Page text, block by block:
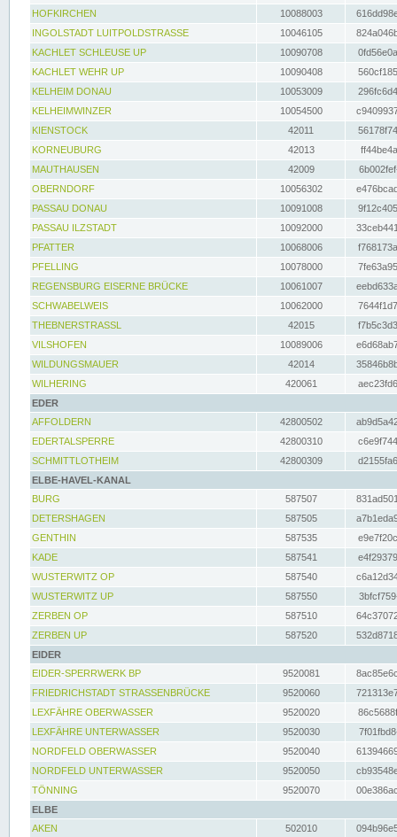
HOFKIRCHEN
10088003
INGOLSTADT LUITPOLDSTRASSE
10046105
KACHLET SCHLEUSE UP
10090708
KACHLET WEHR UP
10090408
KELHEIM DONAU
10053009
KELHEIMWINZER
10054500
KIENSTOCK
42011
KORNEUBURG
42013
MAUTHAUSEN
42009
OBERNDORF
10056302
PASSAU DONAU
10091008
PASSAU ILZSTADT
10092000
PFATTER
10068006
PFELLING
10078000
REGENSBURG EISERNE BRÜCKE
10061007
SCHWABELWEIS
10062000
THEBNERSTRASSL
42015
VILSHOFEN
10089006
WILDUNGSMAUER
42014
WILHERING
420061
EDER
AFFOLDERN
42800502
EDERTALSPERRE
42800310
SCHMITTLOTHEIM
42800309
ELBE-HAVEL-KANAL
BURG
587507
DETERSHAGEN
587505
GENTHIN
587535
KADE
587541
WUSTERWITZ OP
587540
WUSTERWITZ UP
587550
ZERBEN OP
587510
ZERBEN UP
587520
EIDER
EIDER-SPERRWERK BP
9520081
FRIEDRICHSTADT STRASSENBRÜCKE
9520060
LEXFÄHRE OBERWASSER
9520020
LEXFÄHRE UNTERWASSER
9520030
NORDFELD OBERWASSER
9520040
NORDFELD UNTERWASSER
9520050
TÖNNING
9520070
ELBE
AKEN
502010